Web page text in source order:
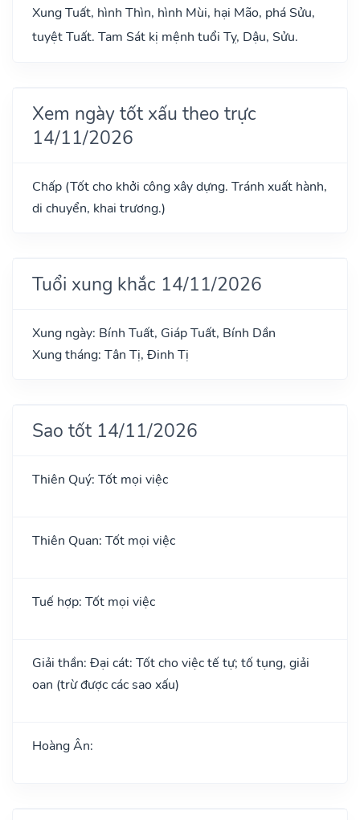
Xung Tuất, hình Thìn, hình Mùi, hại Mão, phá Sửu,
tuyệt Tuất. Tam Sát kị mệnh tuổi Tỵ, Dậu, Sửu.
Xem ngày tốt xấu theo trực
14/11/2026
Chấp (Tốt cho khởi công xây dựng. Tránh xuất hành,
di chuyển, khai trương.)
Tuổi xung khắc 14/11/2026
Xung ngày: Bính Tuất, Giáp Tuất, Bính Dần
Xung tháng: Tân Tị, Đinh Tị
Sao tốt 14/11/2026
Thiên Quý: Tốt mọi việc
Thiên Quan: Tốt mọi việc
Tuế hợp: Tốt mọi việc
Giải thần: Đại cát: Tốt cho việc tế tự; tố tụng, giải
oan (trừ được các sao xấu)
Hoàng Ân: